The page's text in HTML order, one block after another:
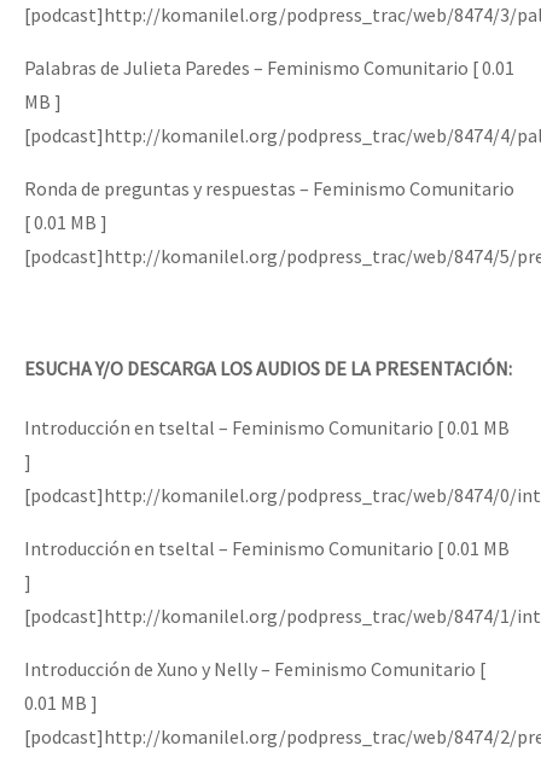
[podcast]http://komanilel.org/podpress_trac/web/8474/3/
Palabras de Julieta Paredes – Feminismo Comunitario [ 0.01
MB ]
[podcast]http://komanilel.org/podpress_trac/web/8474/4/
Ronda de preguntas y respuestas – Feminismo Comunitario
[ 0.01 MB ]
[podcast]http://komanilel.org/podpress_trac/web/8474/5/
ESUCHA Y/O DESCARGA LOS AUDIOS DE LA PRESENTACIÓN:
Introducción en tseltal – Feminismo Comunitario [ 0.01 MB
]
[podcast]http://komanilel.org/podpress_trac/web/8474/0/
Introducción en tseltal – Feminismo Comunitario [ 0.01 MB
]
[podcast]http://komanilel.org/podpress_trac/web/8474/1/
Introducción de Xuno y Nelly – Feminismo Comunitario [
0.01 MB ]
[podcast]http://komanilel.org/podpress_trac/web/8474/2/